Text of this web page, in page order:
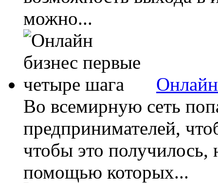
можно...
Во всемирную сеть
предпринимателей,
чтобы это получилось,
помощью которых...